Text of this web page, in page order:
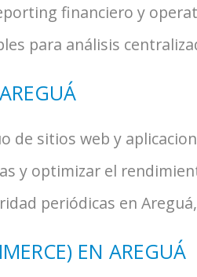
financiero y
para análisis
sitios web y
y optimizar el
periódicas en
EN AREGUÁ